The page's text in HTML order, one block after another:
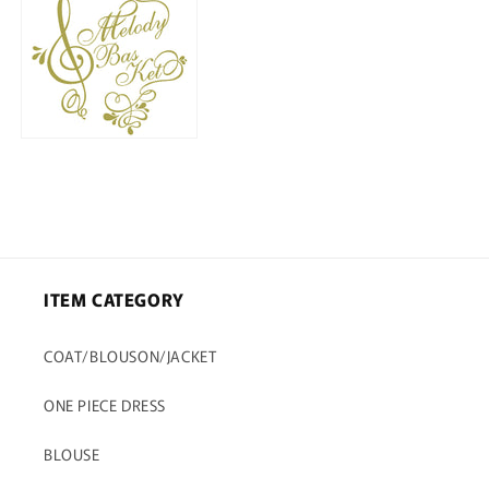
ITEM CATEGORY
COAT/BLOUSON/JACKET
ONE PIECE DRESS
BLOUSE